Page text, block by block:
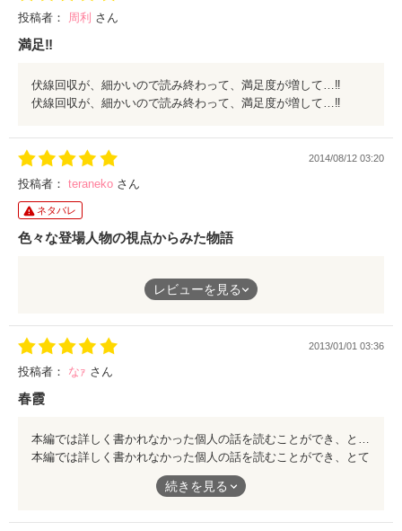
投稿者： 周利 さん
満足‼️
伏線回収が、細かいので読み終わって、満足度が増して…‼️
伏線回収が、細かいので読み終わって、満足度が増して…‼️
2014/08/12 03:20
投稿者： teraneko さん
ネタバレ
色々な登場人物の視点からみた物語
平安物語を別視点から読め、短編になっているので、読みやすか
レビューを見る
2013/01/01 03:36
投稿者： なｧ さん
春霞
本編では詳しく書かれなかった個人の話を読むことができ、とても面白かったです。続編を読んだ後、本編をもう一度読むとまた違って面白いこと間違いないと思い、もう一度本編を読み返そうと思っています。 また春霞さんの書かれる物語は、終わりがとても美しく、物語の素晴らしさが際立っていると感じました。 読んで良かったと思わせてくれる物語に出会えたことに感謝します。
本編では詳しく書かれなかった個人の話を読むことができ、とて
も面白かったです。続編を読んだ後、本編をもう一度読むとまた
違って面白いこと間違いないと思い、もう一度本編を読み返そう
続きを見る